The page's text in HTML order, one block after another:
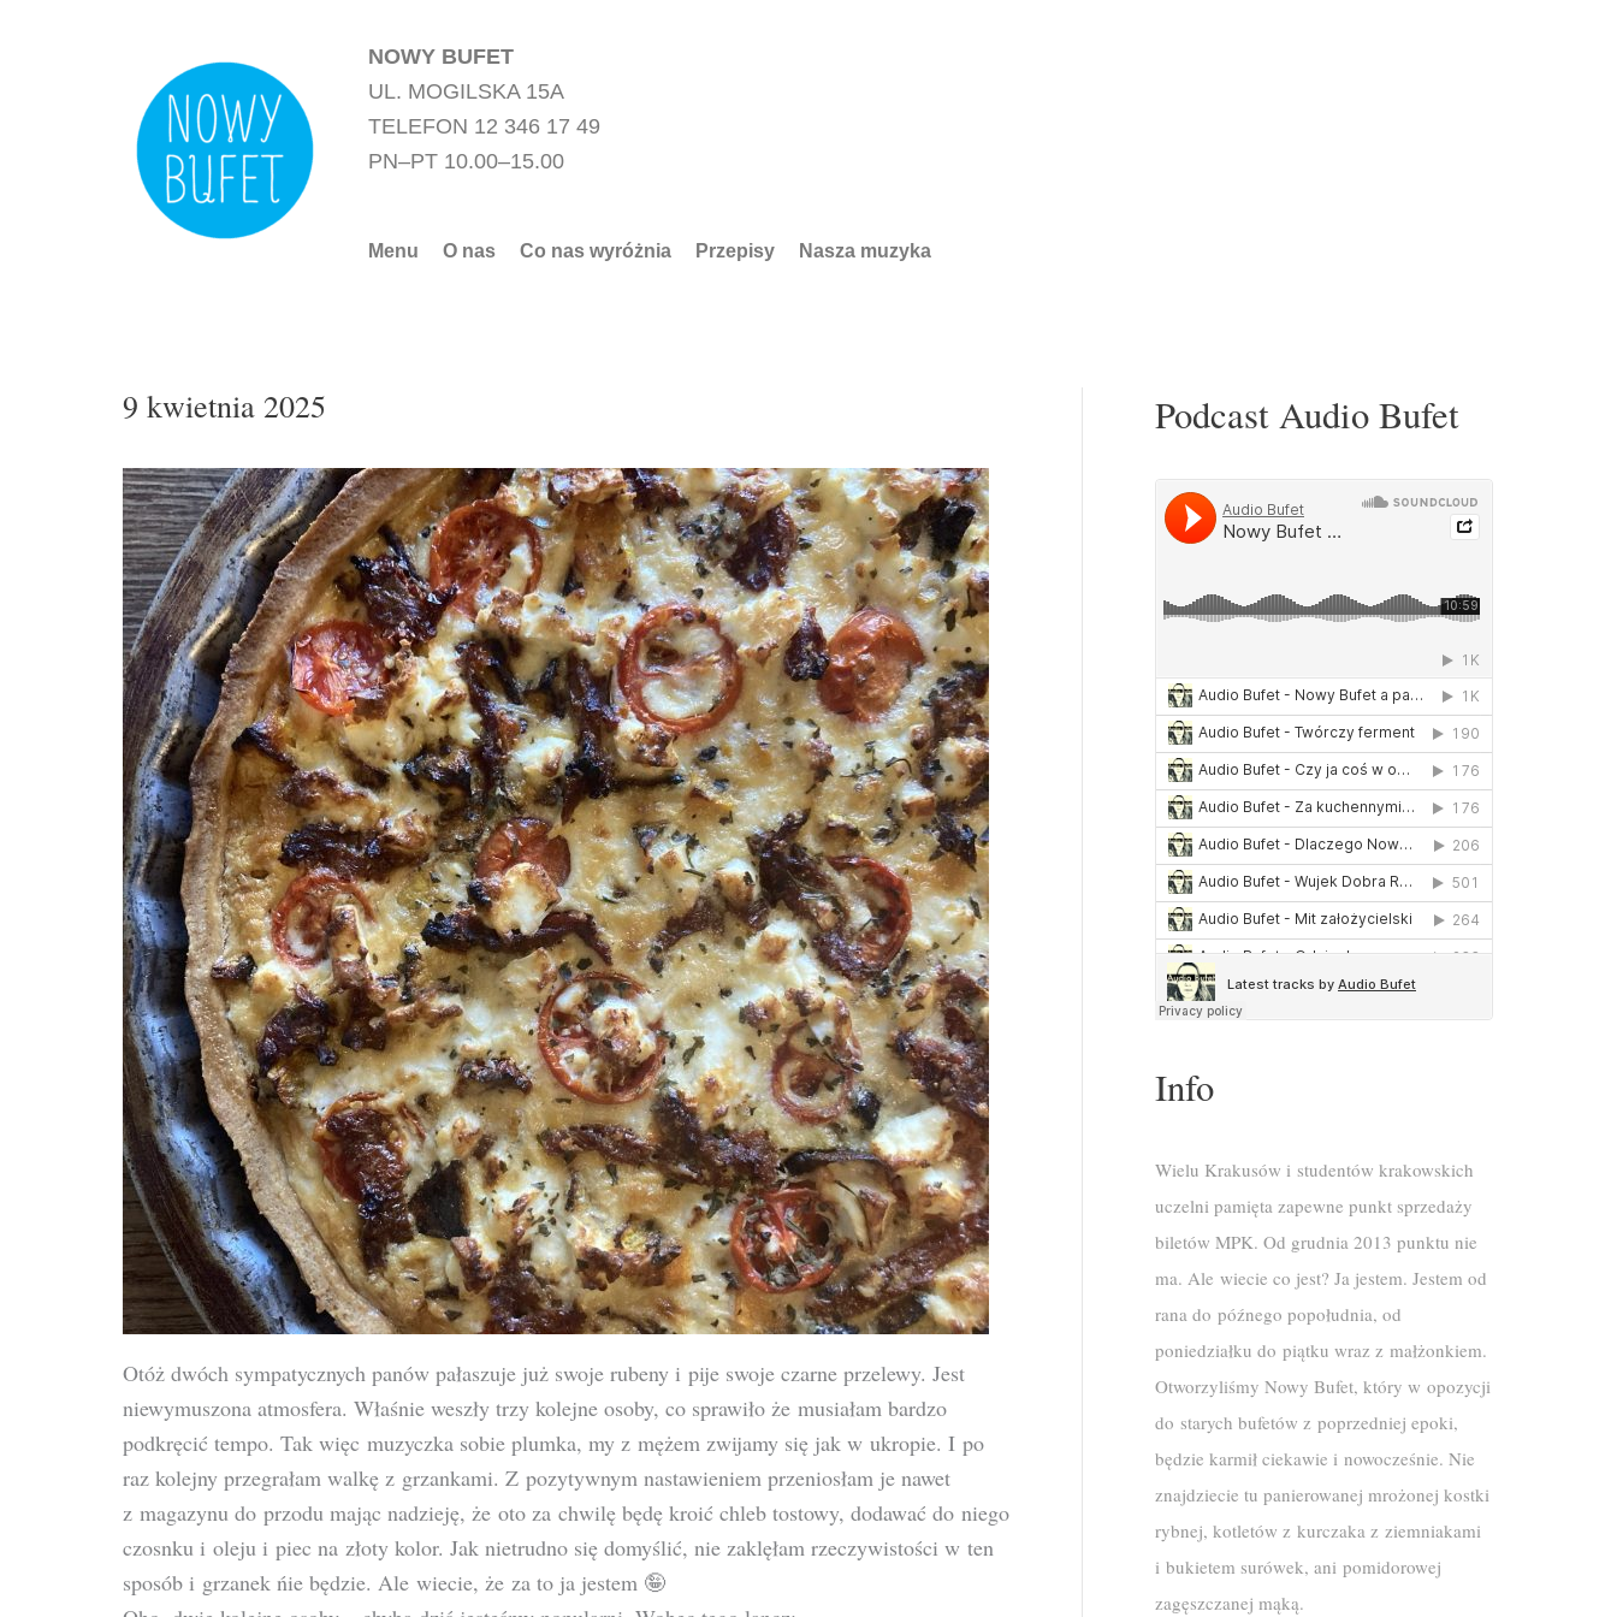
NOWY BUFET
UL. MOGILSKA 15A
TELEFON 12 346 17 49
PN–PT 10.00–15.00
Menu O nas Co nas wyróżnia Przepisy Nasza muzyka
9 kwietnia 2025
Otóż dwóch sympatycznych panów pałaszuje już swoje rubeny i pije swoje czarne przelewy. Jest
niewymuszona atmosfera. Właśnie weszły trzy kolejne osoby, co sprawiło że musiałam bardzo
podkręcić tempo. Tak więc muzyczka sobie plumka, my z mężem zwijamy się jak w ukropie. I po
raz kolejny przegrałam walkę z grzankami. Z pozytywnym nastawieniem przeniosłam je nawet
z magazynu do przodu mając nadzieję, że oto za chwilę będę kroić chleb tostowy, dodawać do niego
czosnku i oleju i piec na złoty kolor. Jak nietrudno się domyślić, nie zaklęłam rzeczywistości w ten
sposób i grzanek ńie będzie. Ale wiecie, że za to ja jestem 🤪
Podcast Audio Bufet
Info
Wielu Krakusów i studentów krakowskich
uczelni pamięta zapewne punkt sprzedaży
biletów MPK. Od grudnia 2013 punktu nie
ma. Ale wiecie co jest? Ja jestem. Jestem od
rana do późnego popołudnia, od
poniedziałku do piątku wraz z małżonkiem.
Otworzyliśmy Nowy Bufet, który w opozycji
do starych bufetów z poprzedniej epoki,
będzie karmił ciekawie i nowocześnie. Nie
znajdziecie tu panierowanej mrożonej kostki
rybnej, kotletów z kurczaka z ziemniakami
i bukietem surówek, ani pomidorowej
zagęszczanej mąką.